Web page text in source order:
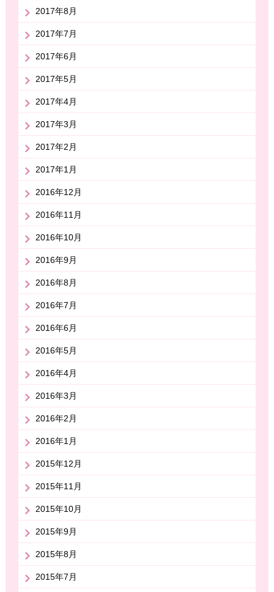
2017年8月
2017年7月
2017年6月
2017年5月
2017年4月
2017年3月
2017年2月
2017年1月
2016年12月
2016年11月
2016年10月
2016年9月
2016年8月
2016年7月
2016年6月
2016年5月
2016年4月
2016年3月
2016年2月
2016年1月
2015年12月
2015年11月
2015年10月
2015年9月
2015年8月
2015年7月